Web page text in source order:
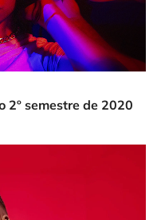
2º semestre de 2020